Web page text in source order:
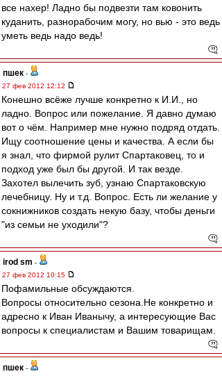
все нахер! Ладно бы подвезти там ковонить
куданить, разнорабочим могу, но вью - это ведь
уметь ведь надо ведь!
пшек -
27 фев 2012 12:12
Конешно всёже лучше конкретно к И.И., но
ладно. Вопрос или пожелание. Я давно думаю
вот о чём. Например мне нужно подряд отдать.
Ищу соотношение цены и качества. А если бы
я знал, что фирмой рулит Спартаковец, то и
подход уже был бы другой. И так везде.
Захотел вылечить зуб, узнаю Спартаковскую
лечебницу. Ну и т.д. Вопрос. Есть ли желание у
сокнижников создать некую базу, чтобы деньги
"из семьи не уходили"?
irod sm -
27 фев 2012 10:15
Пофамильные обсуждаются.
Вопросы относительно сезона.Не конкретно и
адресно к Иван Иванычу, а интересующие Вас
вопросы к специалистам и Вашим товарищам.
пшек -